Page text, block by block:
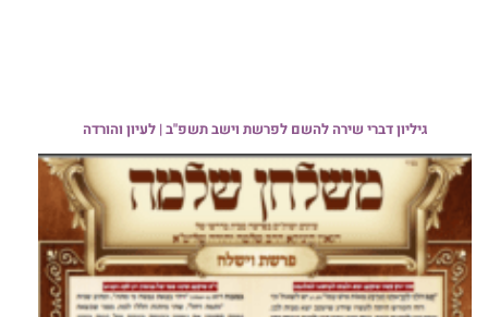
גיליון דברי שירה להשם לפרשת וישב תשפ"ב | לעיון והורדה